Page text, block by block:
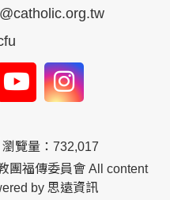
瀏覽量：732,017
團福傳委員會 All content
by 思遠資訊